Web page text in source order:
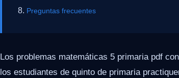
Preguntas frecuentes
Los problemas matemáticas 5 primaria pdf
los estudiantes de quinto de primaria